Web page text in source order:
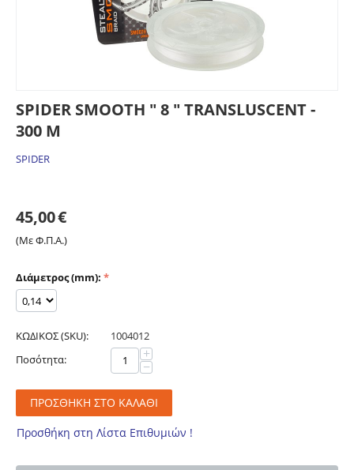
SPIDER SMOOTH " 8 " TRANSLUSCENT -
300 M
SPIDER
45,00€
(Με Φ.Π.Α.)
Διάμετρος (mm):
ΚΩΔΙΚΟΣ (SKU):
1004012
Ποσότητα:
+
−
ΠΡΟΣΘΉΚΗ ΣΤΟ ΚΑΛΆΘΙ
Προσθήκη στη Λίστα Επιθυμιών !